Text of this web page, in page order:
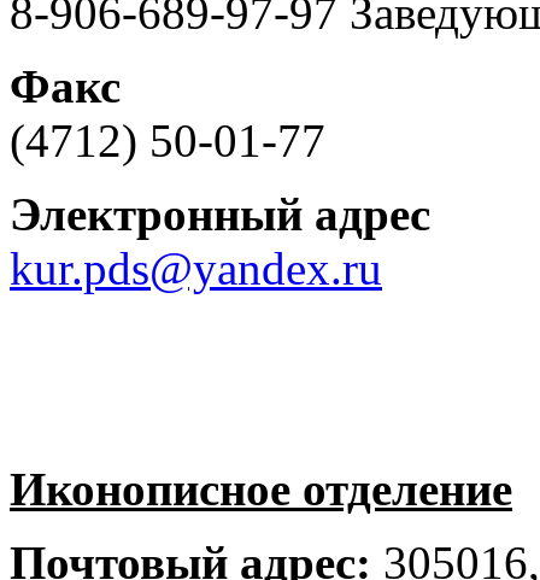
8-906-689-97-97
Факс
(4712) 50-01-77
Электронный адрес
kur.pds@yandex.ru
Иконописное отделение
Почтовый адрес: